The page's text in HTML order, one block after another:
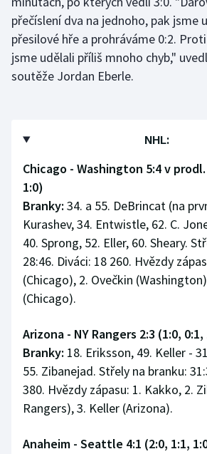
přečíslení dva na jednoho, pak jsme
přesilové hře a prohráváme 0:2.
jsme udělali příliš mnoho chyb,"
soutěže Jordan Eberle.
NHL:
Chicago - Washington 5:4 v prodl.
1:0)
Branky: 34. a 55. DeBrincat (na
Kurashev, 34. Entwistle, 62. C.
40. Sprong, 52. Eller, 60. Sheary.
28:46. Diváci: 18 260. Hvězdy
(Chicago), 2. Ovečkin
(Chicago).
Arizona - NY Rangers 2:3 (1:0, 0:1,
Branky: 18. Eriksson, 49. Keller -
55. Zibanejad. Střely na branku:
380. Hvězdy zápasu: 1. Kakko, 2.
Rangers), 3. Keller (Arizona).
Anaheim - Seattle 4:1 (2:0, 1:1,